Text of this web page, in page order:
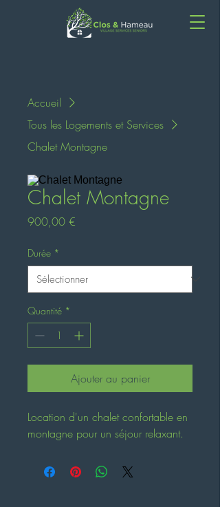
Accueil
Tous les Logements et Services
Chalet Montagne
Chalet Montagne
900,00 €
Durée *
Quantité *
Ajouter au panier
Location d'un chalet confortable en
montagne pour un séjour relaxant.